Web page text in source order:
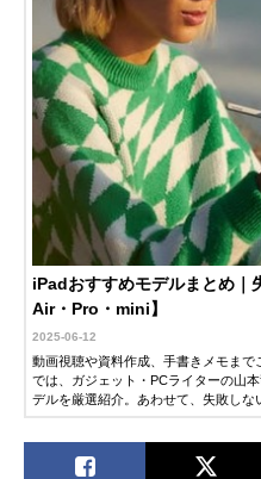
iPadおすすめモデルまとめ｜
Air・Pro・mini】
2025-06-12
動画視聴や資料作成、手書きメモま
では、ガジェット・PCライターの山
デルを厳選紹介。あわせて、失敗し